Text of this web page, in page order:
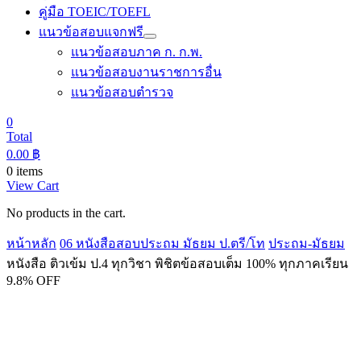
คู่มือ TOEIC/TOEFL
แนวข้อสอบแจกฟรี
แนวข้อสอบภาค ก. ก.พ.
แนวข้อสอบงานราชการอื่น
แนวข้อสอบตำรวจ
0
Total
0.00 ฿
0 items
View Cart
No products in the cart.
หน้าหลัก 06 หนังสือสอบประถม มัธยม ป.ตรี/โท ประถม-มัธยม
หนังสือ ติวเข้ม ป.4 ทุกวิชา พิชิตข้อสอบเต็ม 100% ทุกภาคเรียน
9.8% OFF